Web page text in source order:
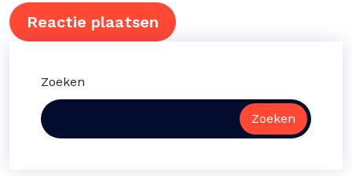
Zoeken
Zoeken